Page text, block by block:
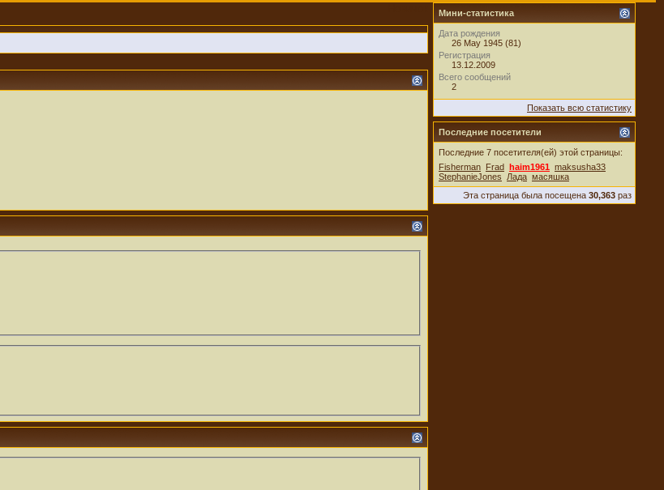
Мини-статистика
Дата рождения
26 May 1945 (81)
Регистрация
13.12.2009
Всего сообщений
2
Показать всю статистику
Последние посетители
Последние 7 посетителя(ей) этой страницы:
Fisherman Frad haim1961 maksusha33
StephanieJones
Лада масяшка
Эта страница была посещена 30,363 раз